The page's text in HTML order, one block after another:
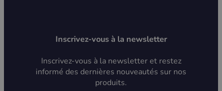
Inscrivez-vous à la newsletter
Inscrivez-vous à la newsletter et restez
informé des dernières nouveautés sur nos
produits.